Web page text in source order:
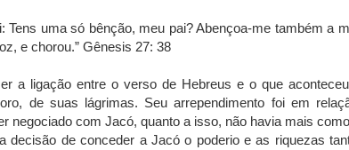
Tens uma só bênção, meu pai? Abençoa-me também a
e chorou.” Gênesis 27: 38
a ligação entre o verso de Hebreus e o que
de suas lágrimas. Seu arrependimento foi em
negociado com Jacó, quanto a isso, não havia mais
decisão de conceder a Jacó o poderio e as riquezas